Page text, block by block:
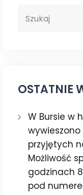
OSTATNIE
W Bursie w
przyjętych
Możliwość
godzinach
pod